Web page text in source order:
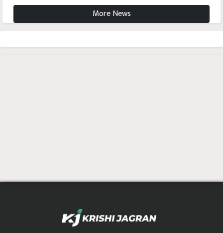
More News